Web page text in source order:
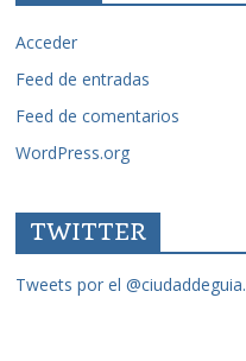
Acceder
Feed de entradas
Feed de comentarios
WordPress.org
TWITTER
Tweets por el @ciudaddeguia.